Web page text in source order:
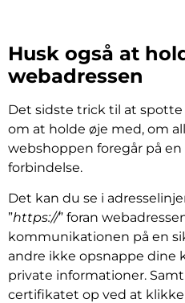
Husk også at
webadressen
Det sidste trick til at
om at holde øje med, om
webshoppen foregår på
forbindelse.
Det kan du se i
”https://” foran
kommunikationen på en
andre ikke opsnappe dine
private informationer.
certifikatet op ved at klikke